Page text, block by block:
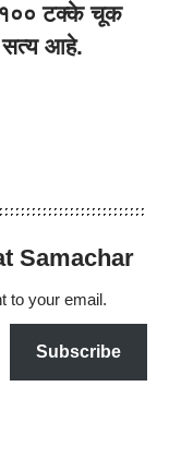
१०० टक्के चूक
सत्य आहे.
Samachar
to your email.
Subscribe